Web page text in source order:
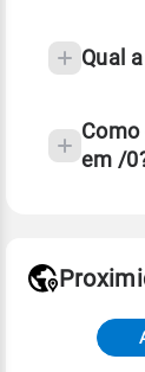
Qual
Como
em /
Fonte: